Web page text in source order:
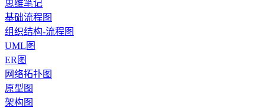
思维笔记
基础流程图
组织结构-流程图
UML图
ER图
网络拓扑图
原型图
架构图